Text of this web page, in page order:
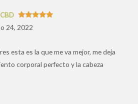
Valorado
con5
24, 2022
esta es la que me va mejor, me deja
corporal perfecto y la cabeza